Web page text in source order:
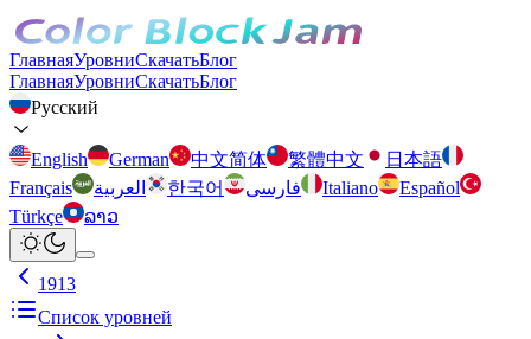
ГлавнаяУровниСкачатьБлог
ГлавнаяУровниСкачатьБлог
Русский
English German 中文简体 繁體中文
日本語
Français
العربية 한국어 فارسی Italiano
Español
Türkçe
ລາວ
1913
Список уровней